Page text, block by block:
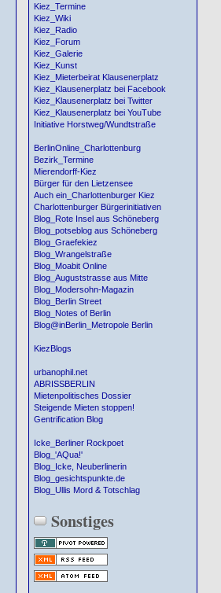
Kiez_Termine
Kiez_Wiki
Kiez_Radio
Kiez_Forum
Kiez_Galerie
Kiez_Kunst
Kiez_Mieterbeirat Klausenerplatz
Kiez_Klausenerplatz bei Facebook
Kiez_Klausenerplatz bei Twitter
Kiez_Klausenerplatz bei YouTube
Initiative Horstweg/Wundtstraße
BerlinOnline_Charlottenburg
Bezirk_Termine
Mierendorff-Kiez
Bürger für den Lietzensee
Auch ein_Charlottenburger Kiez
Charlottenburger Bürgerinitiativen
Blog_Rote Insel aus Schöneberg
Blog_potseblog aus Schöneberg
Blog_Graefekiez
Blog_Wrangelstraße
Blog_Moabit Online
Blog_Auguststrasse aus Mitte
Blog_Modersohn-Magazin
Blog_Berlin Street
Blog_Notes of Berlin
Blog@inBerlin_Metropole Berlin
KiezBlogs
urbanophil.net
ABRISSBERLIN
Mietenpolitisches Dossier
Steigende Mieten stoppen!
Gentrification Blog
Icke_Berliner Rockpoet
Blog_'AQua!'
Blog_Icke, Neuberlinerin
Blog_gesichtspunkte.de
Blog_Ullis Mord & Totschlag
Sonstiges